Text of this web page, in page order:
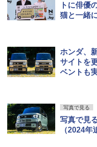
トに俳優
猫と一緒
ホンダ、
サイトを
ベントも
写真で見る
写真で見
（2024年